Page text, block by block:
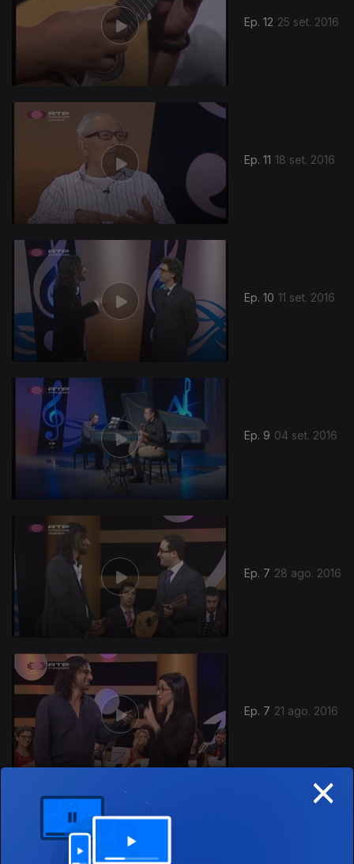
Ep. 12 25 set. 2016
Ep. 11 18 set. 2016
Ep. 10 11 set. 2016
Ep. 9 04 set. 2016
Ep. 7 28 ago. 2016
Ep. 7 21 ago. 2016
×